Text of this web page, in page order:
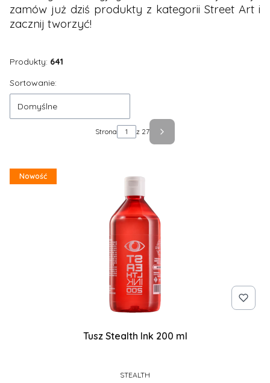
zamów już dziś produkty z kategorii Street Art i
zacznij tworzyć!
Produkty: 641
Lista produktów
Sortowanie:
Domyślne
Strona z 27 Następne produkty
Nowość
Tusz Stealth Ink 200 ml
PRODUCENT
STEALTH